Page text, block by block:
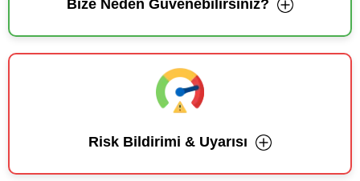
Bize Neden Güvenebilirsiniz?
Risk Bildirimi & Uyarısı